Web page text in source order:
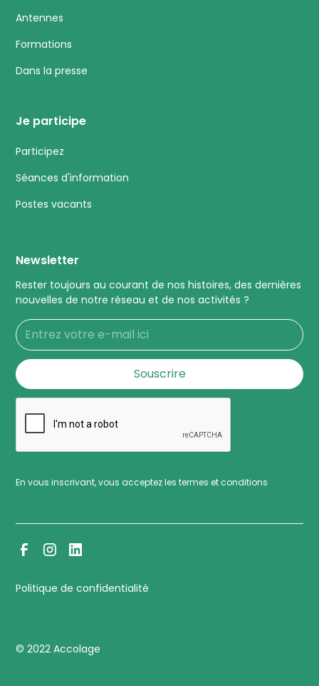
Antennes
Formations
Dans la presse
Je participe
Participez
Séances d'information
Postes vacants
Newsletter
Rester toujours au courant de nos histoires, des dernières
nouvelles de notre réseau et de nos activités ?
En vous inscrivant, vous acceptez les termes et conditions
© 2022 Accolage
Politique de confidentialité